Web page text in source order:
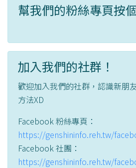
幫我們的粉絲專頁按
加入我們的社群！
歡迎加入我們的社群，認識新朋
方法XD
Facebook 粉絲專頁：
https://genshininfo.reh.tw/
Facebook 社團：
https://genshininfo.reh.tw/